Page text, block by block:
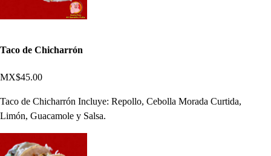
Taco de Chicharrón
MX$45.00
Taco de Chicharrón Incluye: Repollo, Cebolla Morada Curtida,
Limón, Guacamole y Salsa.